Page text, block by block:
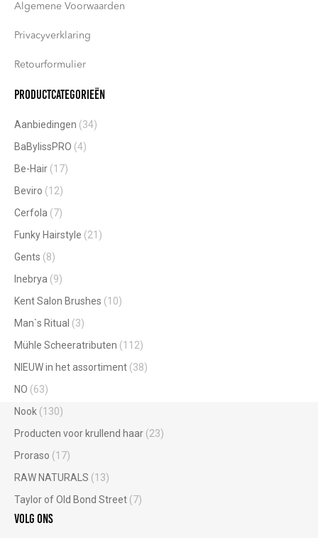
Algemene Voorwaarden
Privacyverklaring
Retourformulier
Productcategorieën
Aanbiedingen (34)
BaBylissPRO (4)
Be-Hair (17)
Beviro (12)
Cerfola (7)
Funky Hairstyle (21)
Gents (8)
Inebrya (9)
Kent Salon Brushes (10)
Man`s Ritual (3)
Mühle Scheeratributen (112)
NIEUW in het assortiment (38)
NO (63)
Nook (130)
Producten voor krullend haar (23)
Proraso (17)
RAW NATURALS (13)
Taylor of Old Bond Street (7)
Volg ons